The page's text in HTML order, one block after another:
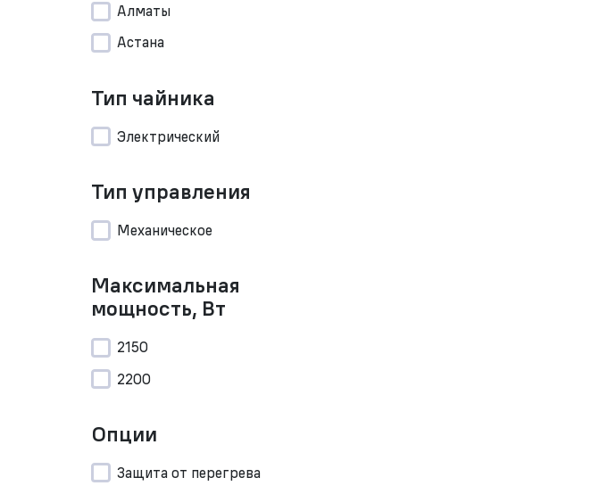
Алматы
Астана
Тип чайника
Электрический
Тип управления
Механическое
Максимальная
мощность, Вт
2150
2200
Опции
Защита от перегрева